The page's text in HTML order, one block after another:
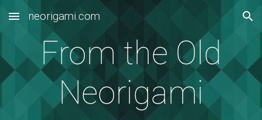
Skip to main content Skip to navigation
neorigami.com
From the Old
Neorigami